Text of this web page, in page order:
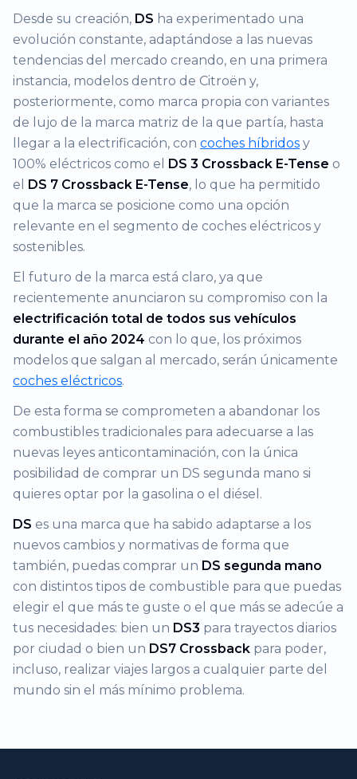
Desde su creación, DS ha experimentado una
evolución constante, adaptándose a las nuevas
tendencias del mercado creando, en una primera
instancia, modelos dentro de Citroën y,
posteriormente, como marca propia con variantes
de lujo de la marca matriz de la que partía, hasta
llegar a la electrificación, con coches híbridos y
100% eléctricos como el DS 3 Crossback E-Tense o
el DS 7 Crossback E-Tense, lo que ha permitido
que la marca se posicione como una opción
relevante en el segmento de coches eléctricos y
sostenibles.
El futuro de la marca está claro, ya que
recientemente anunciaron su compromiso con la
electrificación total de todos sus vehículos
durante el año 2024 con lo que, los próximos
modelos que salgan al mercado, serán únicamente
coches eléctricos.
De esta forma se comprometen a abandonar los
combustibles tradicionales para adecuarse a las
nuevas leyes anticontaminación, con la única
posibilidad de comprar un DS segunda mano si
quieres optar por la gasolina o el diésel.
DS es una marca que ha sabido adaptarse a los
nuevos cambios y normativas de forma que
también, puedas comprar un DS segunda mano
con distintos tipos de combustible para que puedas
elegir el que más te guste o el que más se adecúe a
tus necesidades: bien un DS3 para trayectos diarios
por ciudad o bien un DS7 Crossback para poder,
incluso, realizar viajes largos a cualquier parte del
mundo sin el más mínimo problema.